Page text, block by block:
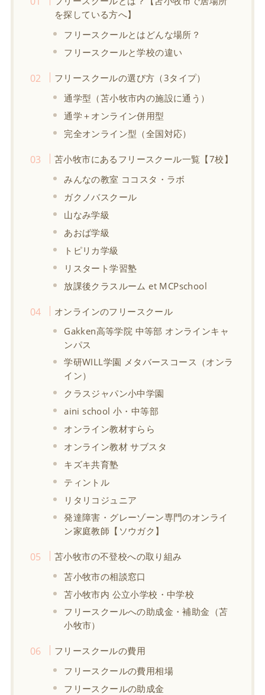
を探している方へ】
フリースクールとはどんな場所？
フリースクールと学校の違い
フリースクールの選び方（3タイプ）
通学型（苫小牧市内の施設に通う）
通学＋オンライン併用型
完全オンライン型（全国対応）
苫小牧市にあるフリースクール一覧【7校】
みんなの教室 ココスタ・ラボ
ガクノバスクール
山なみ学級
あおば学級
トピリカ学級
リスタート学習塾
放課後クラスルーム et MCPschool
オンラインのフリースクール
Gakken高等学院 中等部 オンラインキャ
ンパス
学研WILL学園 メタバースコース（オンラ
イン）
クラスジャパン小中学園
aini school 小・中等部
オンライン教材すらら
オンライン教材 サブスタ
キズキ共育塾
ティントル
リタリコジュニア
発達障害・グレーゾーン専門のオンライ
ン家庭教師【ソウガク】
苫小牧市の不登校への取り組み
苫小牧市の相談窓口
苫小牧市内 公立小学校・中学校
フリースクールへの助成金・補助金（苫
小牧市）
フリースクールの費用
フリースクールの費用相場
フリースクールの助成金